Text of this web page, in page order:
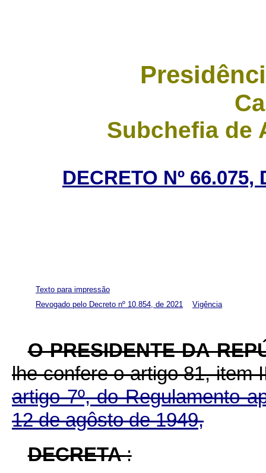
Subchefia de
DECRETO Nº
Texto para impressão
Revogado pelo Decreto nº 10.854, de 2021 Vigência
O PRESIDENTE DA
lhe confere o artigo 81, item
artigo 7º, do Regulamento
12 de agôsto de 1949,
DECRETA: